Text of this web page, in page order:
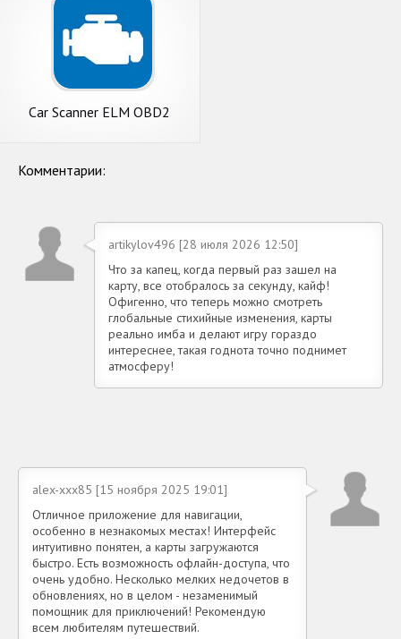
Car Scanner ELM OBD2
Комментарии:
artikylov496 [28 июля 2026 12:50]
Что за капец, когда первый раз зашел на
карту, все отобралось за секунду, кайф!
Офигенно, что теперь можно смотреть
глобальные стихийные изменения, карты
реально имба и делают игру гораздо
интереснее, такая годнота точно поднимет
атмосферу!
alex-xxx85 [15 ноября 2025 19:01]
Отличное приложение для навигации,
особенно в незнакомых местах! Интерфейс
интуитивно понятен, а карты загружаются
быстро. Есть возможность офлайн-доступа, что
очень удобно. Несколько мелких недочетов в
обновлениях, но в целом - незаменимый
помощник для приключений! Рекомендую
всем любителям путешествий.